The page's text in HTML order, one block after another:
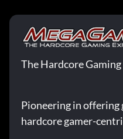
The Hardcore
Pioneering in offering
hardcore gamer-